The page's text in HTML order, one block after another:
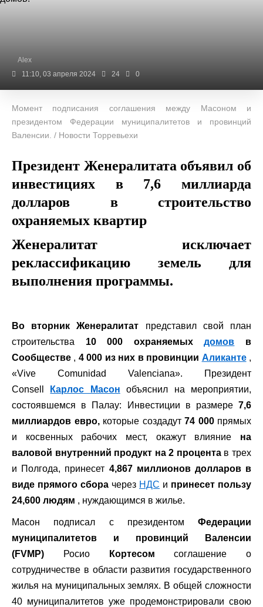
Alex
11:10, 03 апреля 2024
24 0
Момент подписания соглашения между Масоном и
президентом Федерации муниципалитетов и провинций
Валенсии. / Новости Торревьехи
Президент Женералитата объявил об
инвестициях в 7,6 миллиарда
долларов в строительство
охраняемых квартир
Женералитат исключает
реклассификацию земель для
выполнения программы.
Во вторник Женералитат представил свой план
строительства 10 000 охраняемыхдомов в
Сообществе , 4 000 из них в провинции Аликанте,
«Vive Comunidad Valenciana». Президент
Consell
Карлос Масон объяснил на мероприятии,
состоявшемся в Палау: Инвестиции в размере 7,6
миллиардов евро,которые создадут 74 000прямых
и косвенных рабочих мест, окажут влияние на
валовой внутренний продукт на 2 процентав трех
и Полгода, принесет 4,867 миллионов долларов в
виде прямого сбора через НДС и принесет пользу
24,600 людям , нуждающимся в жилье.
Масон подписал с президентом Федерации
муниципалитетов и провинций Валенсии
(FVMP) Росио Кортесом соглашение о
сотрудничестве в области развития государственного
жилья на муниципальных землях. В общей сложности
40 муниципалитетов уже продемонстрировали свою